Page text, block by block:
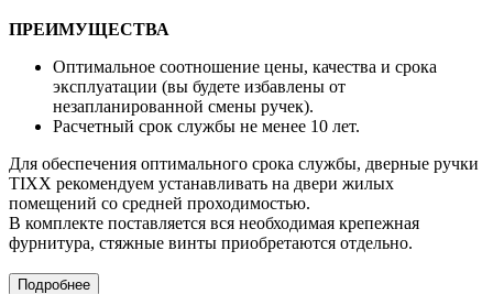
ПРЕИМУЩЕСТВА
Оптимальное соотношение цены, качества и срока
эксплуатации (вы будете избавлены от
незапланированной смены ручек).
Расчетный срок службы не менее 10 лет.
Для обеспечения оптимального срока службы, дверные ручки
TIXX рекомендуем устанавливать на двери жилых
помещений со средней проходимостью.
В комплекте поставляется вся необходимая крепежная
фурнитура, стяжные винты приобретаются отдельно.
Подробнее